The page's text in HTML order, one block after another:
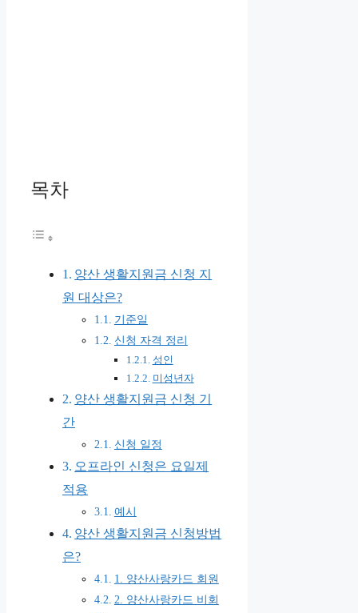
목차
양산 생활지원금 신청 지
원 대상은?
기준일
신청 자격 정리
성인
미성년자
양산 생활지원금 신청 기
간
신청 일정
오프라인 신청은 요일제
적용
예시
양산 생활지원금 신청방법
은?
1. 양산사랑카드 회원
2. 양산사랑카드 비회